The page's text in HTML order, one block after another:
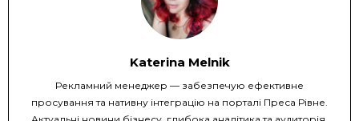
Katerina Melnik
Рекламний менеджер — забезпечую ефективне
просування та нативну інтеграцію на порталі Преса Рівне.